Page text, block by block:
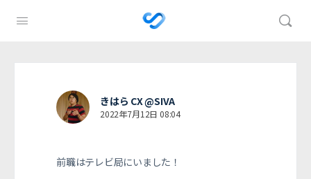
きはら CX @SIVA
2022年7月12日 08:04
前職はテレビ局にいました！